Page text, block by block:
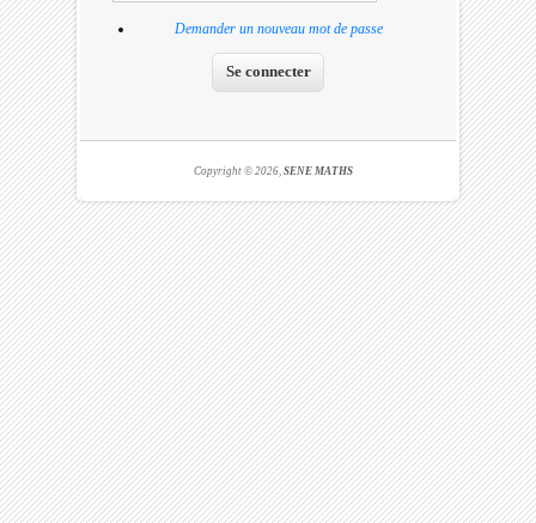
Demander un nouveau mot de passe
Copyright © 2026,SENE MATHS